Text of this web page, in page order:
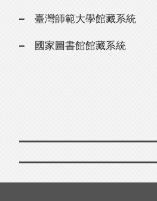
臺灣師範大學館藏系統
國家圖書館館藏系統